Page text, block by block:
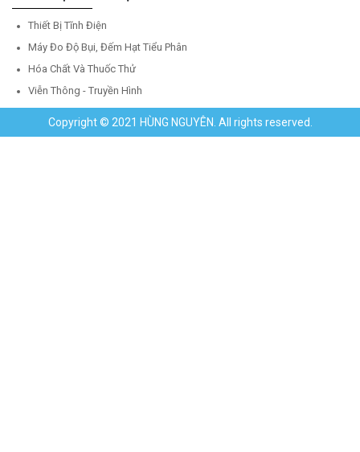
Thiết Bị Tĩnh Điện
Máy Đo Độ Bụi, Đếm Hạt Tiểu Phân
Hóa Chất Và Thuốc Thử
Viễn Thông - Truyền Hình
Copyright © 2021 HÙNG NGUYÊN. All rights reserved.